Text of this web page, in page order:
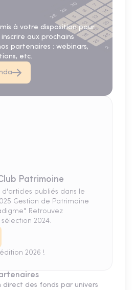
à votre disposition pour
aux prochains
partenaires : webinars,
etc.
Patrimoine
d'articles publiés dans le
Gestion de Patrimoine
Retrouvez
2024.
2026 !
direct des fonds par univers